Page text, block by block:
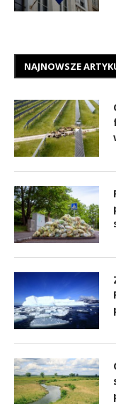
NAJNOWSZE